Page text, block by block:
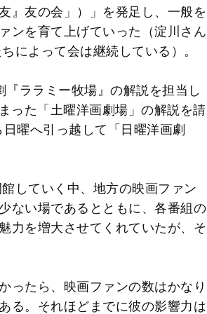
』友の会」）」を発足し、一般を
ンを育て上げていった（淀川さん
によって会は継続している）。
ララミー牧場』の解説を担当し
った「土曜洋画劇場」の解説を請
曜へ引っ越して「日曜洋画劇
していく中、地方の映画ファン
ない場であるとともに、各番組の
力を増大させてくれていたが、そ
ったら、映画ファンの数はかなり
る。それほどまでに彼の影響力は